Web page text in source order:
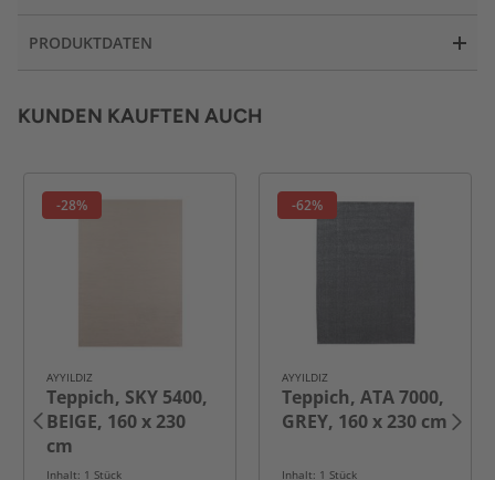
PRODUKTDATEN
KUNDEN KAUFTEN AUCH
-28%
AYYILDIZ
Teppich, SKY 5400,
BEIGE, 160 x 230
cm
Inhalt: 1 Stück
-62%
AYYILDIZ
Teppich, ATA 7000,
GREY, 160 x 230 cm
Inhalt: 1 Stück